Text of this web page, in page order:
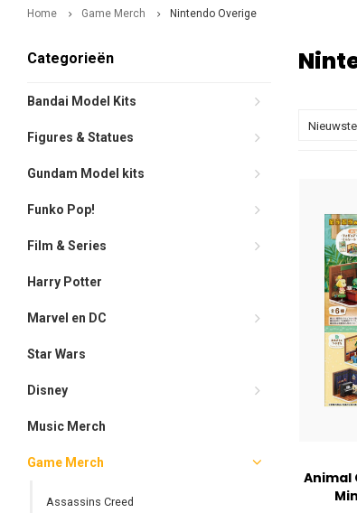
Home Game Merch Nintendo Overige
Categorieën
Bandai Model Kits
Figures & Statues
Gundam Model kits
Funko Pop!
Film & Series
Harry Potter
Marvel en DC
Star Wars
Disney
Music Merch
Game Merch
Assassins Creed
Animal